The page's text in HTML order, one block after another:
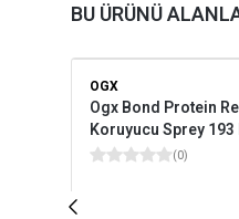
BU ÜRÜNÜ
OGX
Ogx Bond Protein
Koruyucu Sprey 193
(0)